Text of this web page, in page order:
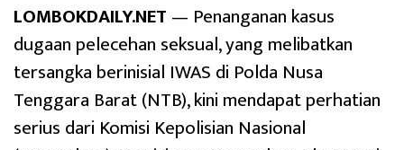
LOMBOKDAILY.NET — Penanganan kasus
dugaan pelecehan seksual, yang melibatkan
tersangka berinisial IWAS di Polda Nusa
Tenggara Barat (NTB), kini mendapat perhatian
serius dari Komisi Kepolisian Nasional